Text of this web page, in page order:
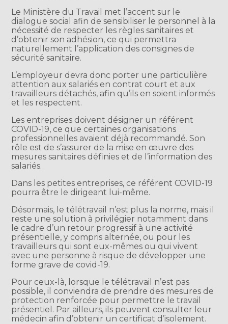
Le Ministère du Travail met l’accent sur le
dialogue social afin de sensibiliser le personnel à la
nécessité de respecter les règles sanitaires et
d’obtenir son adhésion, ce qui permettra
naturellement l’application des consignes de
sécurité sanitaire.
L’employeur devra donc porter une particulière
attention aux salariés en contrat court et aux
travailleurs détachés, afin qu’ils en soient informés
et les respectent.
Les entreprises doivent désigner un référent
COVID-19, ce que certaines organisations
professionnelles avaient déjà recommandé. Son
rôle est de s’assurer de la mise en œuvre des
mesures sanitaires définies et de l’information des
salariés.
Dans les petites entreprises, ce référent COVID-19
pourra être le dirigeant lui-même.
Désormais, le télétravail n’est plus la norme, mais il
reste une solution à privilégier notamment dans
le cadre d’un retour progressif à une activité
présentielle, y compris alternée, ou pour les
travailleurs qui sont eux-mêmes ou qui vivent
avec une personne à risque de développer une
forme grave de covid-19.
Pour ceux-là, lorsque le télétravail n’est pas
possible, il conviendra de prendre des mesures de
protection renforcée pour permettre le travail
présentiel. Par ailleurs, ils peuvent consulter leur
médecin afin d’obtenir un certificat d’isolement.